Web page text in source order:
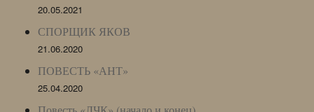
20.05.2021
СПОРЩИК ЯКОВ
21.06.2020
ПОВЕСТЬ «АНТ»
25.04.2020